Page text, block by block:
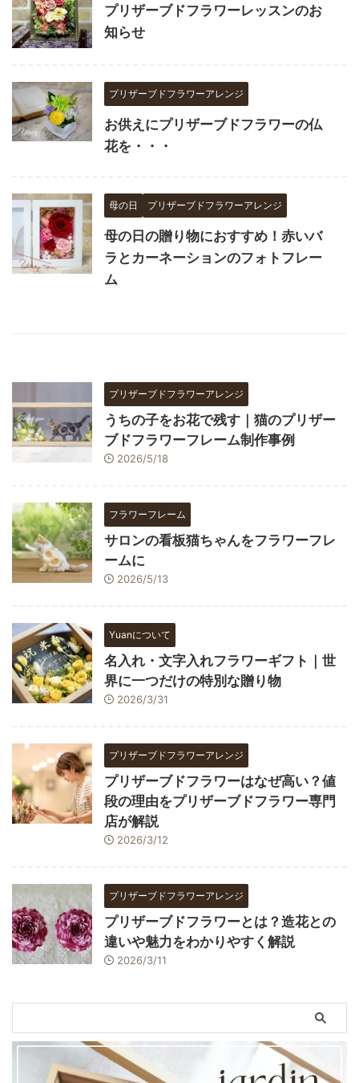
プリザーブドフラワーレッスンのお
知らせ
プリザーブドフラワーアレンジ
お供えにプリザーブドフラワーの仏
花を・・・
母の日 プリザーブドフラワーアレンジ
母の日の贈り物におすすめ！赤いバ
ラとカーネーションのフォトフレー
ム
プリザーブドフラワーアレンジ
うちの子をお花で残す｜猫のプリザー
ブドフラワーフレーム制作事例
2026/5/18
フラワーフレーム
サロンの看板猫ちゃんをフラワーフレ
ームに
2026/5/13
Yuanについて
名入れ・文字入れフラワーギフト｜世
界に一つだけの特別な贈り物
2026/3/31
プリザーブドフラワーアレンジ
プリザーブドフラワーはなぜ高い？値
段の理由をプリザーブドフラワー専門
店が解説
2026/3/12
プリザーブドフラワーアレンジ
プリザーブドフラワーとは？造花との
違いや魅力をわかりやすく解説
2026/3/11